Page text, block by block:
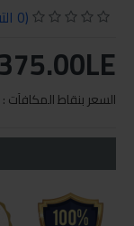
(0 التقييمات)
السعر بنقاط المكافآت : 105